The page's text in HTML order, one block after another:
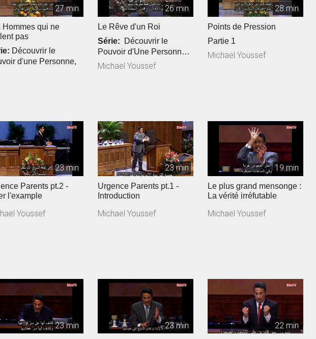
27 min
Hommes qui ne
pas
Découvrir le
d'une Personne,
26 min
Le Rêve d'un Roi
Série: Découvrir le
Pouvoir d'Une Personne,
2ème partie ...
Michael Youssef
28 min
Points de Pression
Partie 1
Michael Youssef
23 min
Parents pt.2 -
l'example
Youssef
23 min
Urgence Parents pt.1 -
Introduction
Michael Youssef
19 min
Le plus grand mensonge :
La vérité irréfutable
Michael Youssef
23 min 23 min 22 min